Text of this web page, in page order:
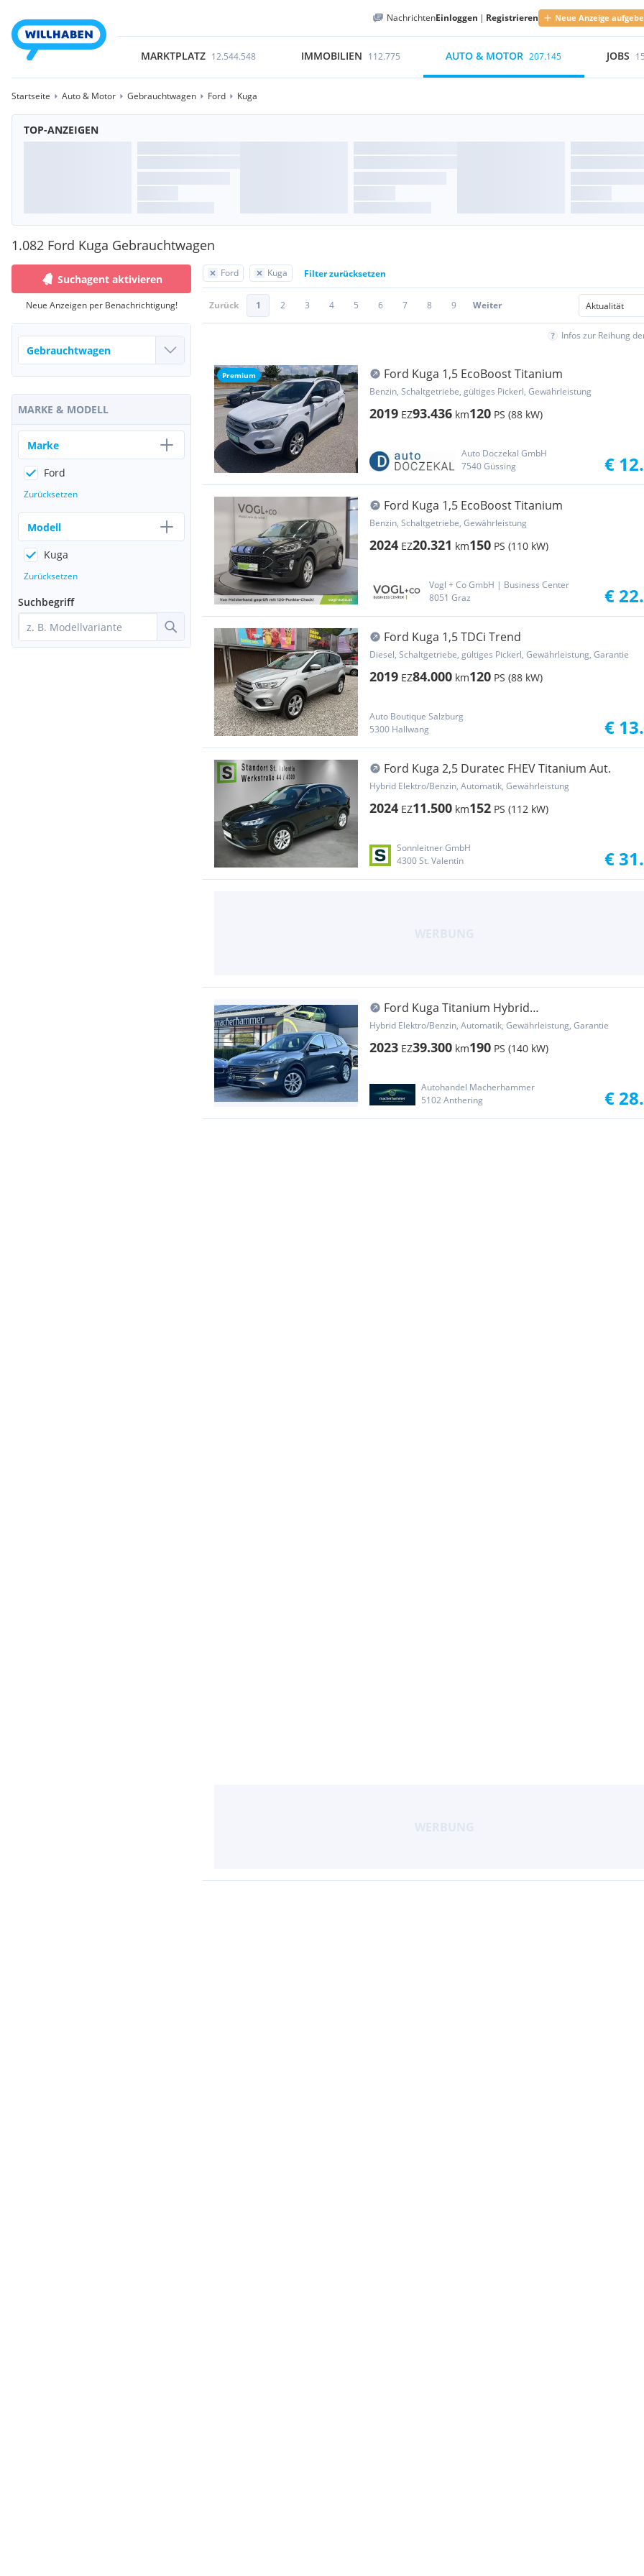
NachrichtenEinloggen | Registrieren Neue Anzeige
MARKTPLATZ 12.544.548 IMMOBILIEN 112.775 AUTO & MOTOR 207.145 JOBS
Startseite Auto & Motor Gebrauchtwagen Ford Kuga
TOP-ANZEIGEN
1.082 Ford Kuga Gebrauchtwagen
Ford Kuga Filter zurücksetzen
Zurück 1 2 3 4 5 6 7 8 9 Weiter
Infos zur Reihung
Premium Ford Kuga 1,5 EcoBoost Titanium
Benzin, Schaltgetriebe, gültiges Pickerl, Gewährleistung
2019 EZ93.436 km120 PS (88 kW)
Auto Doczekal GmbH
7540 Güssing
€
Ford Kuga 1,5 EcoBoost Titanium
Benzin, Schaltgetriebe, Gewährleistung
2024 EZ20.321 km150 PS (110 kW)
Vogl + Co GmbH | Business Center
8051 Graz
€
Ford Kuga 1,5 TDCi Trend
Diesel, Schaltgetriebe, gültiges Pickerl, Gewährleistung, Garantie
2019 EZ84.000 km120 PS (88 kW)
Auto Boutique Salzburg
5300 Hallwang
€
Ford Kuga 2,5 Duratec FHEV Titanium Aut.
Hybrid Elektro/Benzin, Automatik, Gewährleistung
2024 EZ11.500 km152 PS (112 kW)
Sonnleitner GmbH
4300 St. Valentin
€
Ford Kuga Titanium Hybrid
*LED*ACC*HUD*KEY*AHK*17''
Hybrid Elektro/Benzin, Automatik, Gewährleistung, Garantie
2023 EZ39.300 km190 PS (140 kW)
Autohandel Macherhammer
5102 Anthering
€
Suchagent aktivieren
Neue Anzeigen per Benachrichtigung!
MARKE & MODELL
Marke
Ford
Zurücksetzen
Modell
Kuga
Zurücksetzen
Suchbegriff